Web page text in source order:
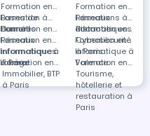
Formation en
Bases de
données
Formation en
Réseaux
informatiques
Formation à
Domont
Formations à
distance
Formation en
Réseaux
informatiques
à Paris
Formation en
Cybersécurité
à Paris
Formation en
Informatique à
Labège
Formation en
Informatique à
Valence
Formation en
Immobilier, BTP
à Paris
Formation en
Tourisme,
hôtellerie et
restauration à
Paris